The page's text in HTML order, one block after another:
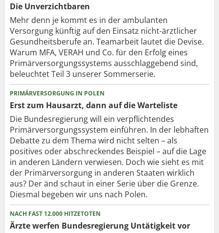
Die Unverzichtbaren
Mehr denn je kommt es in der ambulanten
Versorgung künftig auf den Einsatz nicht-ärztlicher
Gesundheitsberufe an. Teamarbeit lautet die Devise.
Warum MFA, VERAH und Co. für den Erfolg eines
Primärversorgungssystems ausschlaggebend sind,
beleuchtet Teil 3 unserer Sommerserie.
PRIMÄRVERSORGUNG IN POLEN
Erst zum Hausarzt, dann auf die Warteliste
Die Bundesregierung will ein verpflichtendes
Primärversorgungssystem einführen. In der lebhaften
Debatte zu dem Thema wird nicht selten – als
positives oder abschreckendes Beispiel – auf die Lage
in anderen Ländern verwiesen. Doch wie sieht es mit
der Primärversorgung in anderen Staaten wirklich
aus? Der änd schaut in einer Serie über die Grenze.
Diesmal begeben wir uns nach Polen.
NACH FAST 12.000 HITZETOTEN
Ärzte werfen Bundesregierung Untätigkeit vor